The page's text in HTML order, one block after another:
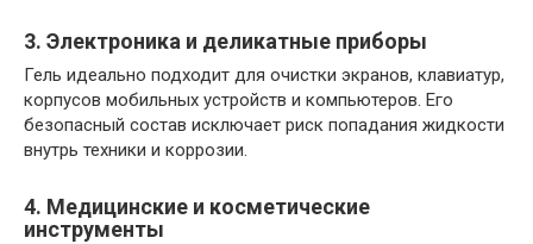
3. Электроника и деликатные приборы
Гель идеально подходит для очистки экранов, клавиатур,
корпусов мобильных устройств и компьютеров. Его
безопасный состав исключает риск попадания жидкости
внутрь техники и коррозии.
4. Медицинские и косметические
инструменты